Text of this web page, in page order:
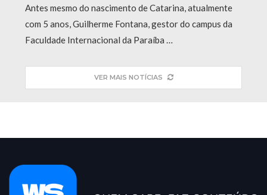
Antes mesmo do nascimento de Catarina, atualmente
com 5 anos, Guilherme Fontana, gestor do campus da
Faculdade Internacional da Paraíba …
VER MAIS NOTÍCIAS